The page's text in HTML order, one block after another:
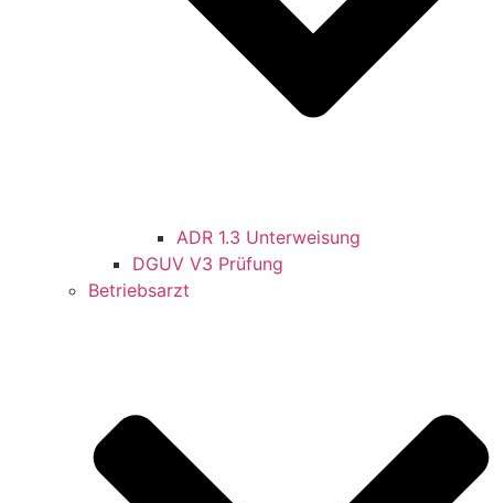
ADR 1.3 Unterweisung
DGUV V3 Prüfung
Betriebsarzt